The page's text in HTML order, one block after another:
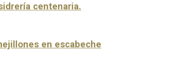
centenaria.
en escabeche